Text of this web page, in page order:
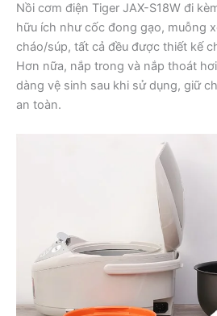
Nồi cơm điện Tiger JAX-S18W đi
hữu ích như cốc đong gạo, muỗng
cháo/súp, tất cả đều được thiết kế
Hơn nữa, nắp trong và nắp thoát
dàng vệ sinh sau khi sử dụng, giữ
an toàn.